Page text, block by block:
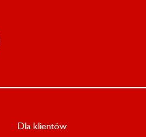
Dla klientów